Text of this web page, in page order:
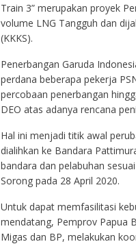
Train 3” merupakan proyek
volume LNG Tangguh dan
(KKKS).
Penerbangan Garuda
perdana beberapa pekerja
percobaan penerbangan
DEO atas adanya rencana
Hal ini menjadi titik awal
dialihkan ke Bandara
bandara dan pelabuhan
Sorong pada 28 April 2020.
Untuk dapat memfasilitasi
mendatang, Pemprov Papua
Migas dan BP, melakukan